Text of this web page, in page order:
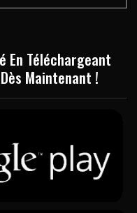
En Téléchargeant
Maintenant !